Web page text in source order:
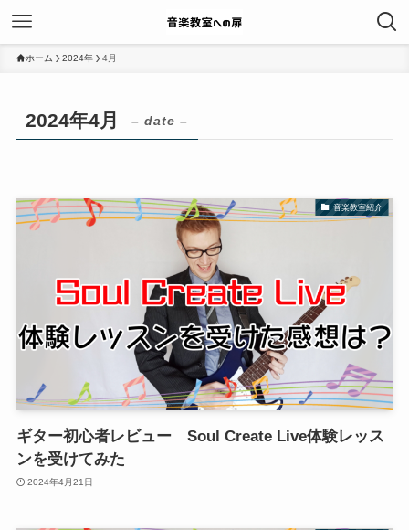
ホーム 2024年 4月
2024年4月 – date –
音楽教室紹介
ギター初心者レビュー Soul Create Live体験レッス
ンを受けてみた
2024年4月21日